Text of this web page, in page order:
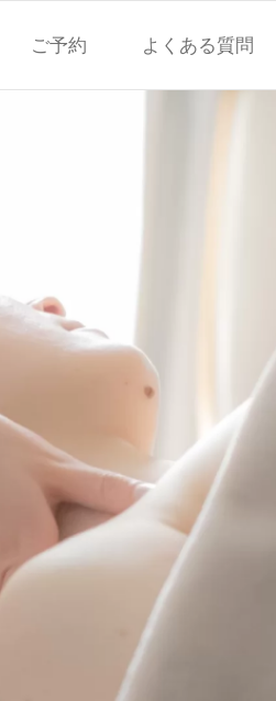
ご予約 よくある質問